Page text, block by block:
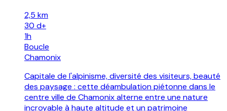
2,5 km
30 d+
1h
Boucle
Chamonix
Capitale de l'alpinisme, diversité des visiteurs, beauté
des paysage : cette déambulation piétonne dans le
centre ville de Chamonix alterne entre une nature
incroyable à haute altitude et un patrimoine